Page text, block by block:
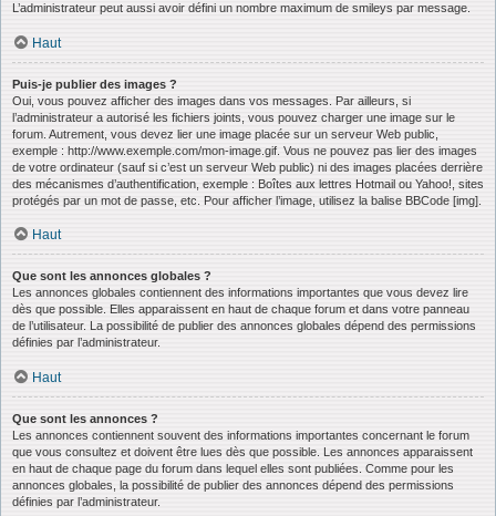
L’administrateur peut aussi avoir défini un nombre maximum de smileys par message.
Haut
Puis-je publier des images ?
Oui, vous pouvez afficher des images dans vos messages. Par ailleurs, si
l’administrateur a autorisé les fichiers joints, vous pouvez charger une image sur le
forum. Autrement, vous devez lier une image placée sur un serveur Web public,
exemple : http://www.exemple.com/mon-image.gif. Vous ne pouvez pas lier des images
de votre ordinateur (sauf si c’est un serveur Web public) ni des images placées derrière
des mécanismes d’authentification, exemple : Boîtes aux lettres Hotmail ou Yahoo!, sites
protégés par un mot de passe, etc. Pour afficher l’image, utilisez la balise BBCode [img].
Haut
Que sont les annonces globales ?
Les annonces globales contiennent des informations importantes que vous devez lire
dès que possible. Elles apparaissent en haut de chaque forum et dans votre panneau
de l’utilisateur. La possibilité de publier des annonces globales dépend des permissions
définies par l’administrateur.
Haut
Que sont les annonces ?
Les annonces contiennent souvent des informations importantes concernant le forum
que vous consultez et doivent être lues dès que possible. Les annonces apparaissent
en haut de chaque page du forum dans lequel elles sont publiées. Comme pour les
annonces globales, la possibilité de publier des annonces dépend des permissions
définies par l’administrateur.